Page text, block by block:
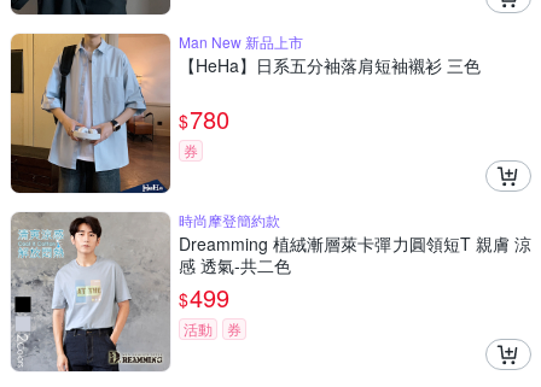
Man New 新品上市
【HeHa】日系五分袖落肩短袖襯衫 三色
$780
券
時尚摩登簡約款
Dreamming 植絨漸層萊卡彈力圓領短T 親膚 涼
感 透氣-共二色
$499
活動 券